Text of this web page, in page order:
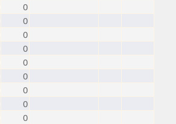
0
0
0
0
0
0
0
0
0